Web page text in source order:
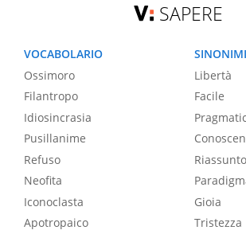
SAPERE
VOCABOLARIO
Ossimoro
Filantropo
Idiosincrasia
Pusillanime
Refuso
Neofita
Iconoclasta
Apotropaico
Libertà
Facile
Riassunto
Gioia
Tristezza